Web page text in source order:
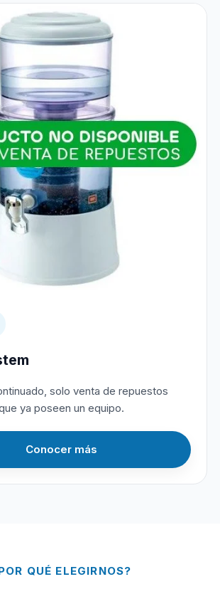
solo venta de repuestos
ya poseen un equipo.
Conocer más
QUÉ ELEGIRNOS?